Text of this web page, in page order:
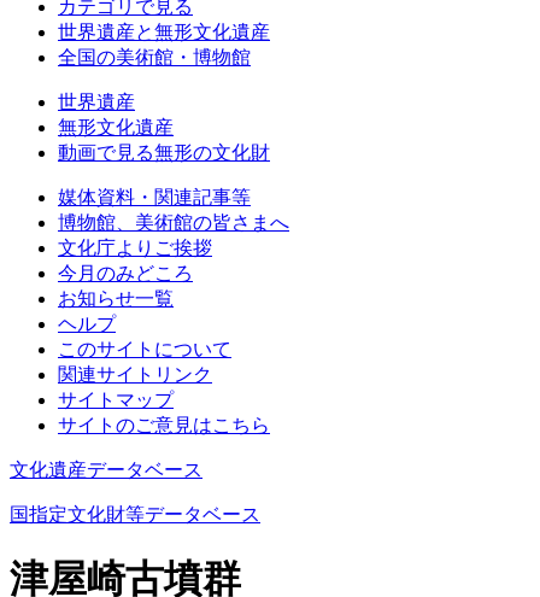
カテゴリで見る
世界遺産と無形文化遺産
全国の美術館・博物館
世界遺産
無形文化遺産
動画で見る無形の文化財
媒体資料・関連記事等
博物館、美術館の皆さまへ
文化庁よりご挨拶
今月のみどころ
お知らせ一覧
ヘルプ
このサイトについて
関連サイトリンク
サイトマップ
サイトのご意見はこちら
文化遺産データベース
国指定文化財等データベース
津屋崎古墳群